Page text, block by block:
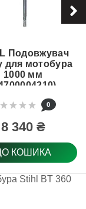
Подовжувач
для мотобура
1000 мм
0
8 340 ₴
КОШИКА
Stihl BT 360